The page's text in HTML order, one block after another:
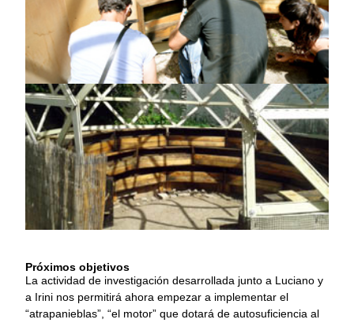
Próximos objetivos
La actividad de investigación desarrollada junto a Luciano y
a Irini nos permitirá ahora empezar a implementar el
“atrapanieblas”, “el motor” que dotará de autosuficiencia al